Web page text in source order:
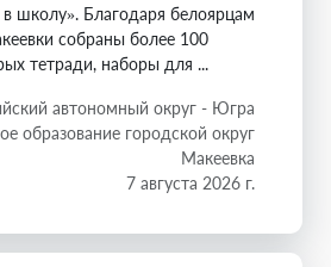
школу». Благодаря белоярцам
собраны более 100
тетради, наборы для ...
автономный округ - Югра
образование городской округ
Макеевка
7 августа 2026 г.